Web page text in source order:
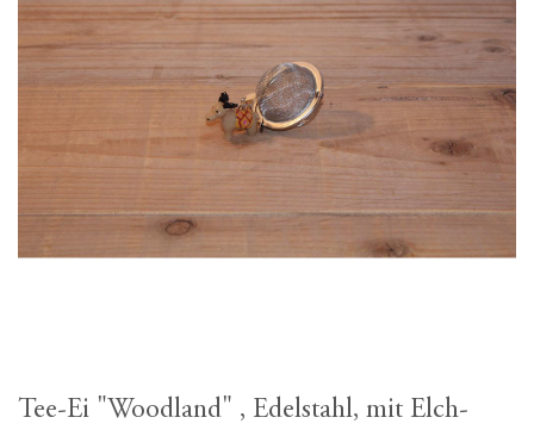
Tee-Ei "Woodland" , Edelstahl, mit Elch-